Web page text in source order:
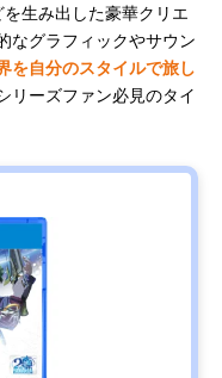
生み出した豪華クリエ
なグラフィックやサウン
を自分のスタイルで旅し
リーズファン必見のタイ